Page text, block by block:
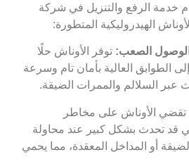
خدمة الرفع والتنزيل في شركة
الهيدروليكية المتطورة:
الوصول الصعب: توفر الأوناش حلًا
الطوابق العالية بأمان تام وسرعة
عبر السلالم والممرات الضيقة.
تقضي الأوناش على مخاطر
قد تحدث بشكل كبير عند محاولة
أو المداخل المعقدة، مما يحمي